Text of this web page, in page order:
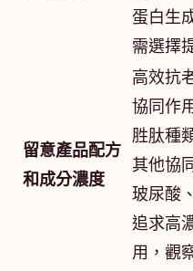
蛋白生
需選擇
留意產品配方
和成分濃度
高效抗
協同作
胜肽種
其他協
玻尿酸
追求高
用，觀